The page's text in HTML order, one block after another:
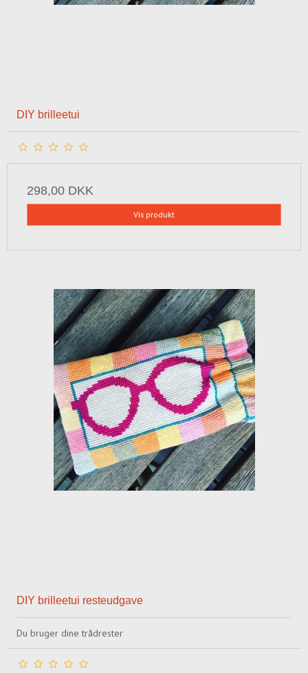
DIY brilleetui
298,00 DKK
Vis produkt
DIY brilleetui resteudgave
Du bruger dine trådrester